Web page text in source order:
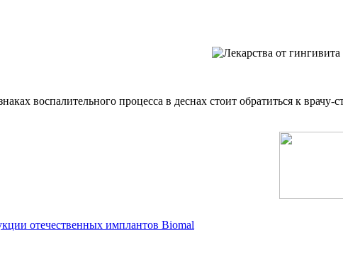
воспалительного процесса в деснах стоит обратиться к
отечественных имплантов Biomal